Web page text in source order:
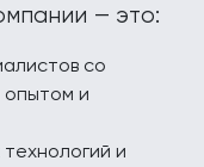
— это:
со
опытом и
и